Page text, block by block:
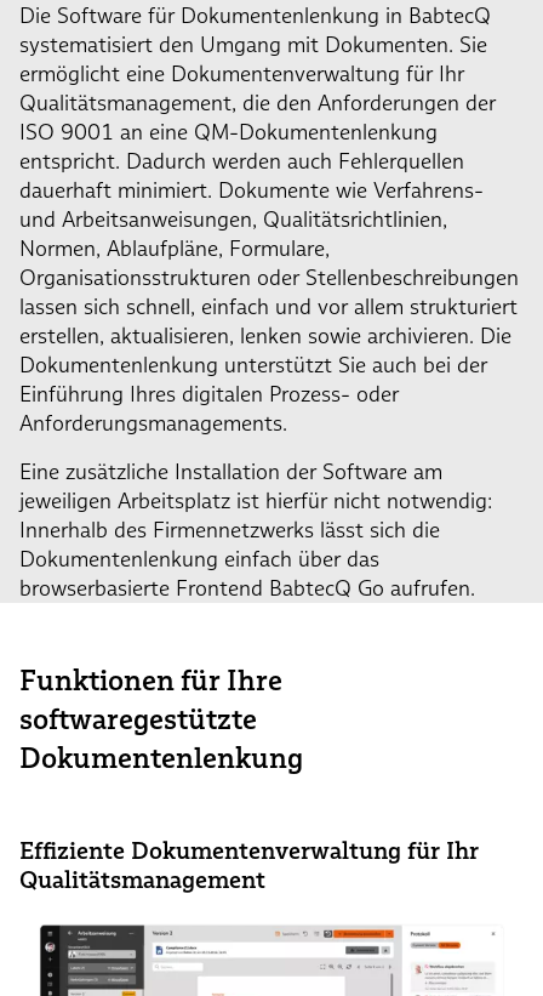
Die Software für Dokumentenlenkung in BabtecQ
systematisiert den Umgang mit Dokumenten. Sie
ermöglicht eine Dokumentenverwaltung für Ihr
Qualitätsmanagement, die den Anforderungen der
ISO 9001 an eine QM-Dokumentenlenkung
entspricht. Dadurch werden auch Fehlerquellen
dauerhaft minimiert. Dokumente wie Verfahrens-
und Arbeitsanweisungen, Qualitätsrichtlinien,
Normen, Ablaufpläne, Formulare,
Organisationsstrukturen oder Stellenbeschreibungen
lassen sich schnell, einfach und vor allem strukturiert
erstellen, aktualisieren, lenken sowie archivieren. Die
Dokumentenlenkung unterstützt Sie auch bei der
Einführung Ihres digitalen Prozess- oder
Anforderungsmanagements.
Eine zusätzliche Installation der Software am
jeweiligen Arbeitsplatz ist hierfür nicht notwendig:
Innerhalb des Firmennetzwerks lässt sich die
Dokumentenlenkung einfach über das
browserbasierte Frontend BabtecQ Go aufrufen.
Funktionen für Ihre
softwaregestützte
Dokumentenlenkung
Effiziente Dokumentenverwaltung für Ihr
Qualitätsmanagement